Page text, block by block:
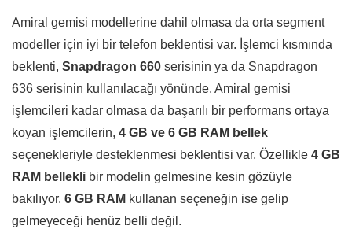
Amiral gemisi modellerine dahil olmasa da orta segment
modeller için iyi bir telefon beklentisi var. İşlemci kısmında
beklenti, Snapdragon 660 serisinin ya da Snapdragon
636 serisinin kullanılacağı yönünde. Amiral gemisi
işlemcileri kadar olmasa da başarılı bir performans ortaya
koyan işlemcilerin, 4 GB ve 6 GB RAM bellek
seçenekleriyle desteklenmesi beklentisi var. Özellikle 4 GB
RAM bellekli bir modelin gelmesine kesin gözüyle
bakılıyor. 6 GB RAM kullanan seçeneğin ise gelip
gelmeyeceği henüz belli değil.